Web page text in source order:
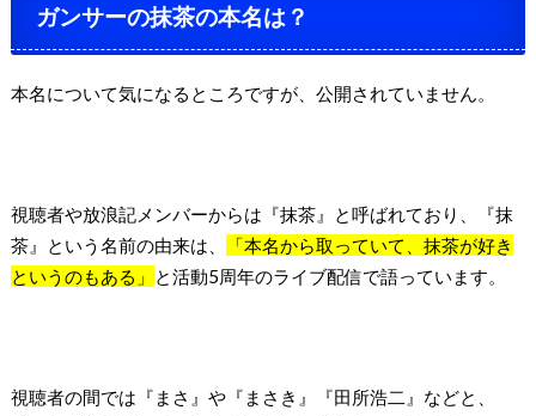
ガンサーの抹茶の本名は？
本名について気になるところですが、公開されていません。
視聴者や放浪記メンバーからは『抹茶』と呼ばれており、『抹
茶』という名前の由来は、
「本名から取っていて、抹茶が好き
というのもある」
と活動5周年のライブ配信で語っています。
視聴者の間では『まさ』や『まさき』『田所浩二』などと、